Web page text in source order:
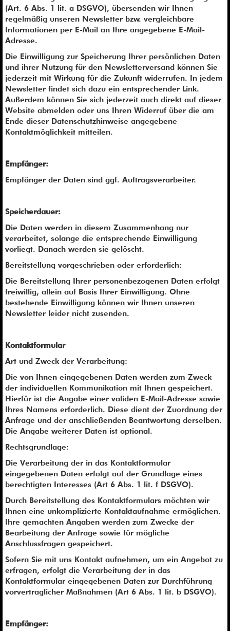
(Art. 6 Abs. 1 lit. a DSGVO), übersenden wir Ihnen
regelmäßig unseren Newsletter bzw. vergleichbare
Informationen per E-Mail an Ihre angegebene E-Mail-
Adresse.
Die Einwilligung zur Speicherung Ihrer persönlichen Daten
und ihrer Nutzung für den Newsletterversand können Sie
jederzeit mit Wirkung für die Zukunft widerrufen. In jedem
Newsletter findet sich dazu ein entsprechender Link.
Außerdem können Sie sich jederzeit auch direkt auf dieser
Website abmelden oder uns Ihren Widerruf über die am
Ende dieser Datenschutzhinweise angegebene
Kontaktmöglichkeit mitteilen.
Empfänger:
Empfänger der Daten sind ggf. Auftragsverarbeiter.
Speicherdauer:
Die Daten werden in diesem Zusammenhang nur
verarbeitet, solange die entsprechende Einwilligung
vorliegt. Danach werden sie gelöscht.
Bereitstellung vorgeschrieben oder erforderlich:
Die Bereitstellung Ihrer personenbezogenen Daten erfolgt
freiwillig, allein auf Basis Ihrer Einwilligung. Ohne
bestehende Einwilligung können wir Ihnen unseren
Newsletter leider nicht zusenden.
Kontaktformular
Art und Zweck der Verarbeitung:
Die von Ihnen eingegebenen Daten werden zum Zweck
der individuellen Kommunikation mit Ihnen gespeichert.
Hierfür ist die Angabe einer validen E-Mail-Adresse sowie
Ihres Namens erforderlich. Diese dient der Zuordnung der
Anfrage und der anschließenden Beantwortung derselben.
Die Angabe weiterer Daten ist optional.
Rechtsgrundlage:
Die Verarbeitung der in das Kontaktformular
eingegebenen Daten erfolgt auf der Grundlage eines
berechtigten Interesses (Art 6 Abs. 1 lit. f DSGVO).
Durch Bereitstellung des Kontaktformulars möchten wir
Ihnen eine unkomplizierte Kontaktaufnahme ermöglichen.
Ihre gemachten Angaben werden zum Zwecke der
Bearbeitung der Anfrage sowie für mögliche
Anschlussfragen gespeichert.
Sofern Sie mit uns Kontakt aufnehmen, um ein Angebot zu
erfragen, erfolgt die Verarbeitung der in das
Kontaktformular eingegebenen Daten zur Durchführung
vorvertraglicher Maßnahmen (Art 6 Abs. 1 lit. b DSGVO).
Empfänger: